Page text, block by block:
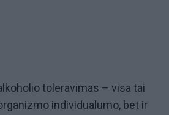
toleravimas – visa tai
individualumo, bet ir